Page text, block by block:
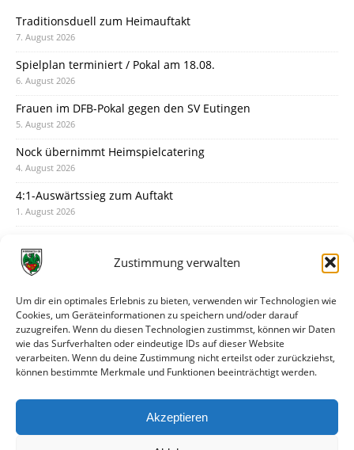
Zustimmung verwalten
Um dir ein optimales Erlebnis zu bieten, verwenden wir Technologien wie
Cookies, um Geräteinformationen zu speichern und/oder darauf
zuzugreifen. Wenn du diesen Technologien zustimmst, können wir Daten
wie das Surfverhalten oder eindeutige IDs auf dieser Website
verarbeiten. Wenn du deine Zustimmung nicht erteilst oder zurückziehst,
können bestimmte Merkmale und Funktionen beeinträchtigt werden.
Akzeptieren
Traditionsduell zum Heimauftakt
7. August 2026
Spielplan terminiert / Pokal am 18.08.
6. August 2026
Frauen im DFB-Pokal gegen den SV Eutingen
5. August 2026
Nock übernimmt Heimspielcatering
4. August 2026
4:1-Auswärtssieg zum Auftakt
1. August 2026
31. Juli 2026
30. Juli 2026
Deine Spielminute: 89+1
28. Juli 2026
Neuer Rückensponsor
Neue Podcast-Folge: So tickt Björn!
27. Juli 2026